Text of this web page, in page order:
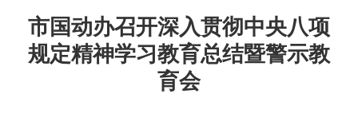
市国动办召开深入贯彻中央八项
规定精神学习教育总结暨警示教
育会